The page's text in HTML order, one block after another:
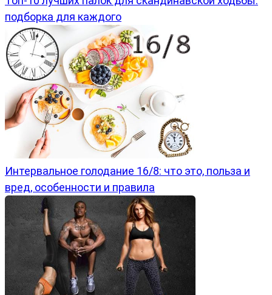
подборка для каждого
Интервальное голодание 16/8: что это, польза и
вред, особенности и правила